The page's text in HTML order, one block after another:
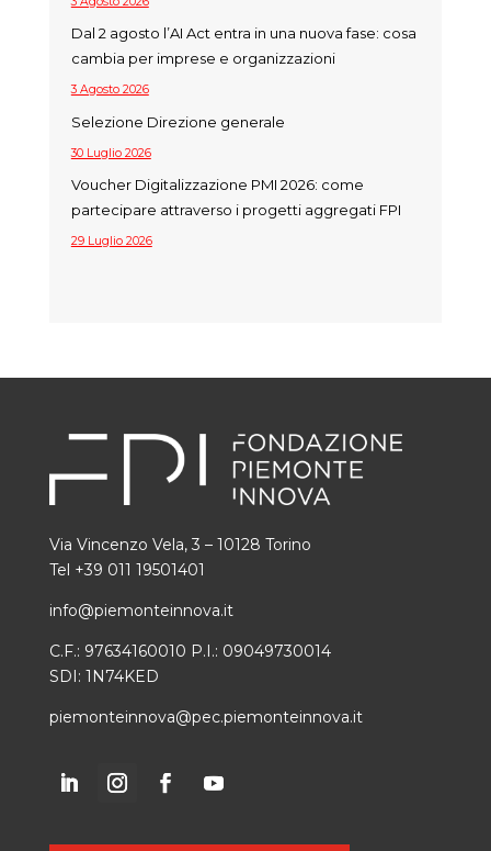
Dal 2 agosto l’AI Act entra in una nuova fase: cosa
cambia per imprese e organizzazioni
3 Agosto 2026
Selezione Direzione generale
30 Luglio 2026
Voucher Digitalizzazione PMI 2026: come
partecipare attraverso i progetti aggregati FPI
29 Luglio 2026
Via Vincenzo Vela, 3 – 10128 Torino
Tel +39 011 19501401
info@piemonteinnova.it
C.F.: 97634160010 P.I.: 09049730014
SDI: 1N74KED
piemonteinnova@pec.piemonteinnova.it